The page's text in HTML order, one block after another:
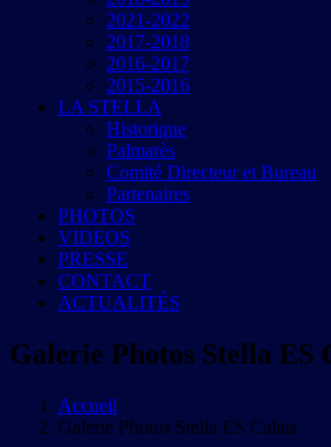
2021-2022
2017-2018
2016-2017
2015-2016
LA STELLA
Historique
Palmarès
Comité Directeur et Bureau
Partenaires
PHOTOS
VIDEOS
PRESSE
CONTACT
ACTUALITÉS
Galerie Photos Stella ES
Accueil
Galerie Photos Stella ES Calais